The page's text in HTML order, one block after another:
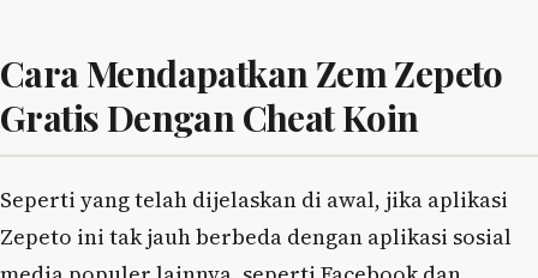
Cara Mendapatkan Zem Zepeto
Gratis Dengan Cheat Koin
Seperti yang telah dijelaskan di awal, jika aplikasi
Zepeto ini tak jauh berbeda dengan aplikasi sosial